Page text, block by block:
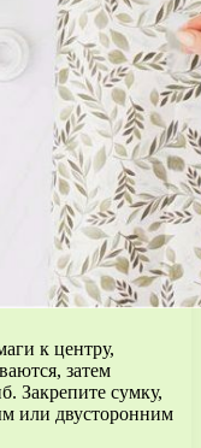
к центру,
затем
Закрепите сумку,
или двусторонним